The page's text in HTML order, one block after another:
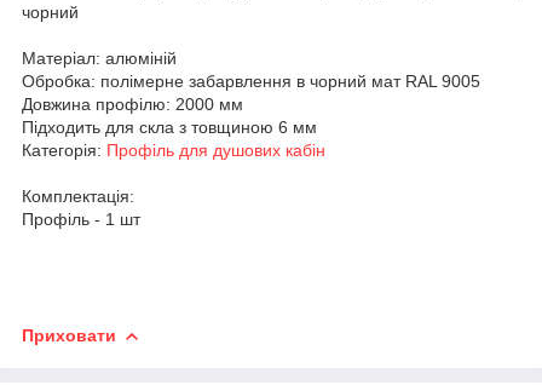
чорний
Матеріал: алюміній
Обробка: полімерне забарвлення в чорний мат RAL 9005
Довжина профілю: 2000 мм
Підходить для скла з товщиною 6 мм
Категорія: Профіль для душових кабін
Комплектація:
Профіль - 1 шт
Приховати